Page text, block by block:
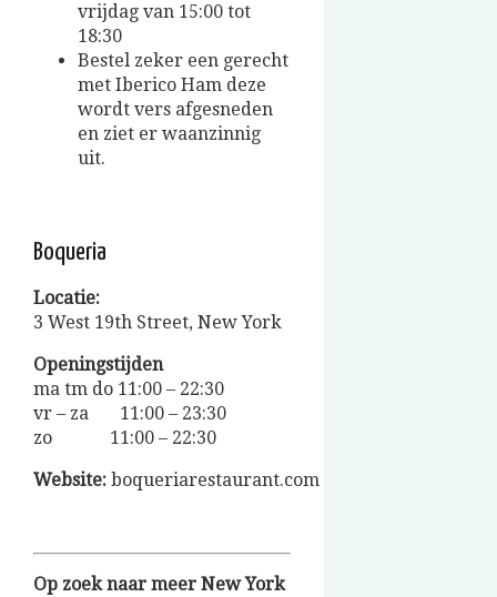
vrijdag van 15:00 tot
18:30
Bestel zeker een gerecht
met Iberico Ham deze
wordt vers afgesneden
en ziet er waanzinnig
uit.
Boqueria
Locatie:
3 West 19th Street, New York
Openingstijden
ma tm do 11:00 – 22:30
vr – za 11:00 – 23:30
zo 11:00 – 22:30
Website: boqueriarestaurant.com
Op zoek naar meer New York